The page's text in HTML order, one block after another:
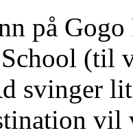
på
(til
svinger